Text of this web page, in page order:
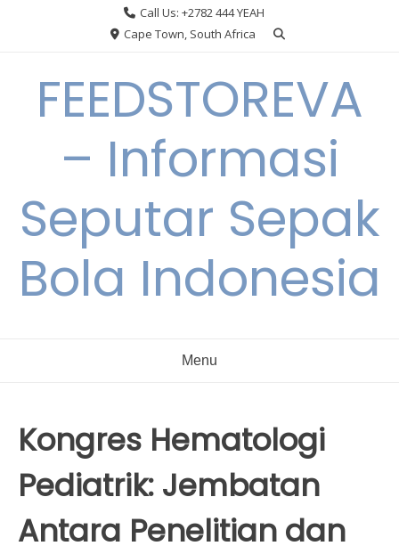
Call Us: +2782 444 YEAH
Cape Town, South Africa
FEEDSTOREVA
– Informasi
Seputar Sepak
Bola Indonesia
Menu
Kongres Hematologi
Pediatrik: Jembatan
Antara Penelitian dan